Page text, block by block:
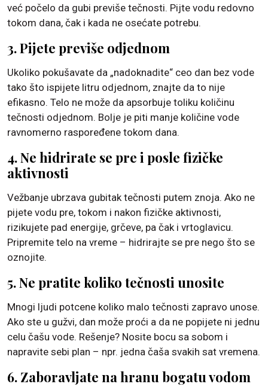
već počelo da gubi previše tečnosti. Pijte vodu redovno
tokom dana, čak i kada ne osećate potrebu.
3. Pijete previše odjednom
Ukoliko pokušavate da „nadoknadite“ ceo dan bez vode
tako što ispijete litru odjednom, znajte da to nije
efikasno. Telo ne može da apsorbuje toliku količinu
tečnosti odjednom. Bolje je piti manje količine vode
ravnomerno raspoređene tokom dana.
4. Ne hidrirate se pre i posle fizičke
aktivnosti
Vežbanje ubrzava gubitak tečnosti putem znoja. Ako ne
pijete vodu pre, tokom i nakon fizičke aktivnosti,
rizikujete pad energije, grčeve, pa čak i vrtoglavicu.
Pripremite telo na vreme – hidrirajte se pre nego što se
oznojite.
5. Ne pratite koliko tečnosti unosite
Mnogi ljudi potcene koliko malo tečnosti zapravo unose.
Ako ste u gužvi, dan može proći a da ne popijete ni jednu
celu čašu vode. Rešenje? Nosite bocu sa sobom i
napravite sebi plan – npr. jedna čaša svakih sat vremena.
6. Zaboravljate na hranu bogatu vodom